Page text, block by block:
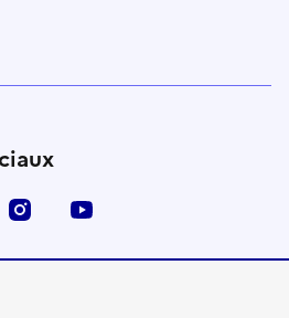
Instagram